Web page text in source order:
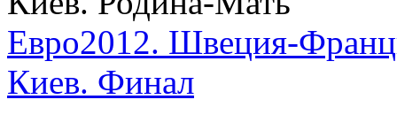
Евро2012. Швеция-
Киев. Финал